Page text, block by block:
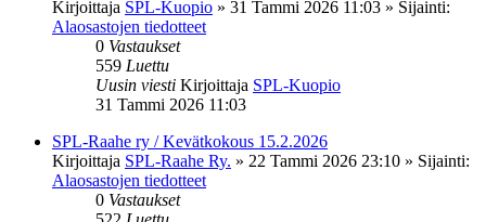
Kirjoittaja SPL-Kuopio » 31 Tammi 2026 11:03 » Sijainti:
Alaosastojen tiedotteet
0 Vastaukset
559 Luettu
Uusin viesti Kirjoittaja SPL-Kuopio
31 Tammi 2026 11:03
SPL-Raahe ry / Kevätkokous 15.2.2026
Kirjoittaja SPL-Raahe Ry. » 22 Tammi 2026 23:10 » Sijainti:
Alaosastojen tiedotteet
0 Vastaukset